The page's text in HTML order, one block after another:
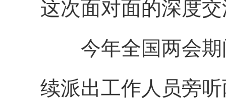
这次面对面的深度
今年全国两会期
续派出工作人员旁